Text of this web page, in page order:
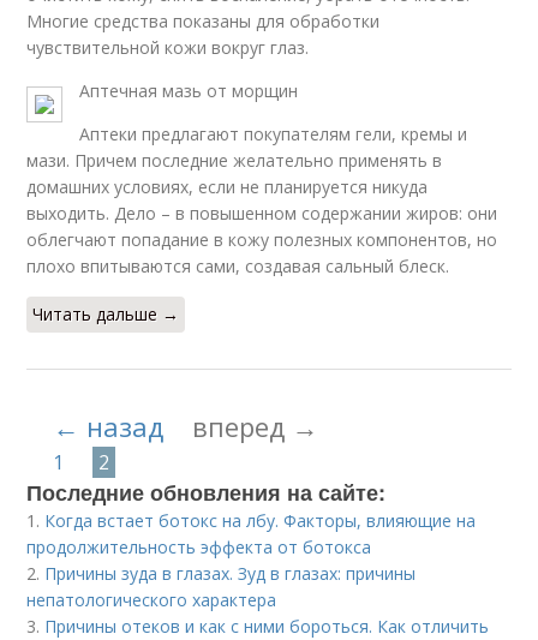
Многие средства показаны для обработки
чувствительной кожи вокруг глаз.
Аптечная мазь от морщин
Аптеки предлагают покупателям гели, кремы и
мази. Причем последние желательно применять в
домашних условиях, если не планируется никуда
выходить. Дело – в повышенном содержании жиров: они
облегчают попадание в кожу полезных компонентов, но
плохо впитываются сами, создавая сальный блеск.
Читать дальше →
← назад вперед →
1 2
Последние обновления на сайте:
1. Когда встает ботокс на лбу. Факторы, влияющие на
продолжительность эффекта от ботокса
2. Причины зуда в глазах. Зуд в глазах: причины
непатологического характера
3. Причины отеков и как с ними бороться. Как отличить